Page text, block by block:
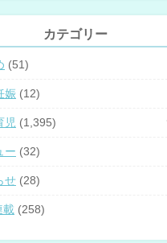
カテゴリー
(51)
娠 (12)
児 (1,395)
ー (32)
せ (28)
載 (258)